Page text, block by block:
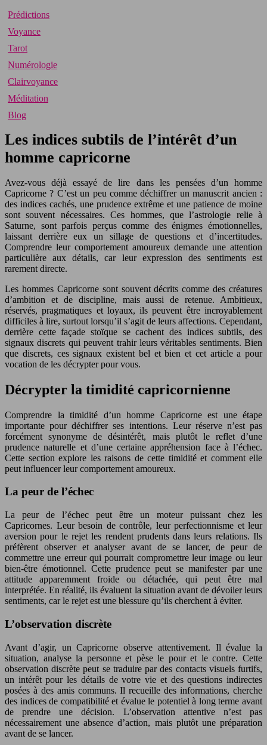
Prédictions
Voyance
Tarot
Numérologie
Clairvoyance
Méditation
Blog
Les indices subtils de l’intérêt d’un
homme capricorne
Avez-vous déjà essayé de lire dans les pensées d’un homme
Capricorne ? C’est un peu comme déchiffrer un manuscrit ancien :
des indices cachés, une prudence extrême et une patience de moine
sont souvent nécessaires. Ces hommes, que l’astrologie relie à
Saturne, sont parfois perçus comme des énigmes émotionnelles,
laissant derrière eux un sillage de questions et d’incertitudes.
Comprendre leur comportement amoureux demande une attention
particulière aux détails, car leur expression des sentiments est
rarement directe.
Les hommes Capricorne sont souvent décrits comme des créatures
d’ambition et de discipline, mais aussi de retenue. Ambitieux,
réservés, pragmatiques et loyaux, ils peuvent être incroyablement
difficiles à lire, surtout lorsqu’il s’agit de leurs affections. Cependant,
derrière cette façade stoïque se cachent des indices subtils, des
signaux discrets qui peuvent trahir leurs véritables sentiments. Bien
que discrets, ces signaux existent bel et bien et cet article a pour
vocation de les décrypter pour vous.
Décrypter la timidité capricornienne
Comprendre la timidité d’un homme Capricorne est une étape
importante pour déchiffrer ses intentions. Leur réserve n’est pas
forcément synonyme de désintérêt, mais plutôt le reflet d’une
prudence naturelle et d’une certaine appréhension face à l’échec.
Cette section explore les raisons de cette timidité et comment elle
peut influencer leur comportement amoureux.
La peur de l’échec
La peur de l’échec peut être un moteur puissant chez les
Capricornes. Leur besoin de contrôle, leur perfectionnisme et leur
aversion pour le rejet les rendent prudents dans leurs relations. Ils
préfèrent observer et analyser avant de se lancer, de peur de
commettre une erreur qui pourrait compromettre leur image ou leur
bien-être émotionnel. Cette prudence peut se manifester par une
attitude apparemment froide ou détachée, qui peut être mal
interprétée. En réalité, ils évaluent la situation avant de dévoiler leurs
sentiments, car le rejet est une blessure qu’ils cherchent à éviter.
L’observation discrète
Avant d’agir, un Capricorne observe attentivement. Il évalue la
situation, analyse la personne et pèse le pour et le contre. Cette
observation discrète peut se traduire par des contacts visuels furtifs,
un intérêt pour les détails de votre vie et des questions indirectes
posées à des amis communs. Il recueille des informations, cherche
des indices de compatibilité et évalue le potentiel à long terme avant
de prendre une décision. L’observation attentive n’est pas
nécessairement une absence d’action, mais plutôt une préparation
avant de se lancer.